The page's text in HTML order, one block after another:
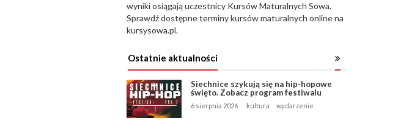
wyniki osiągają uczestnicy Kursów Maturalnych Sowa.
Sprawdź dostępne terminy kursów maturalnych online na
kursysowa.pl.
Ostatnie aktualności
Siechnice szykują się na hip-hopowe
święto. Zobacz program festiwalu
6 sierpnia 2026 kultura wydarzenie